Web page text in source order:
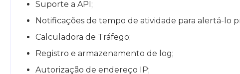
Suporte a API;
Notificações de tempo de atividade para alertá-lo
Calculadora de Tráfego;
Registro e armazenamento de log;
Autorização de endereço IP;